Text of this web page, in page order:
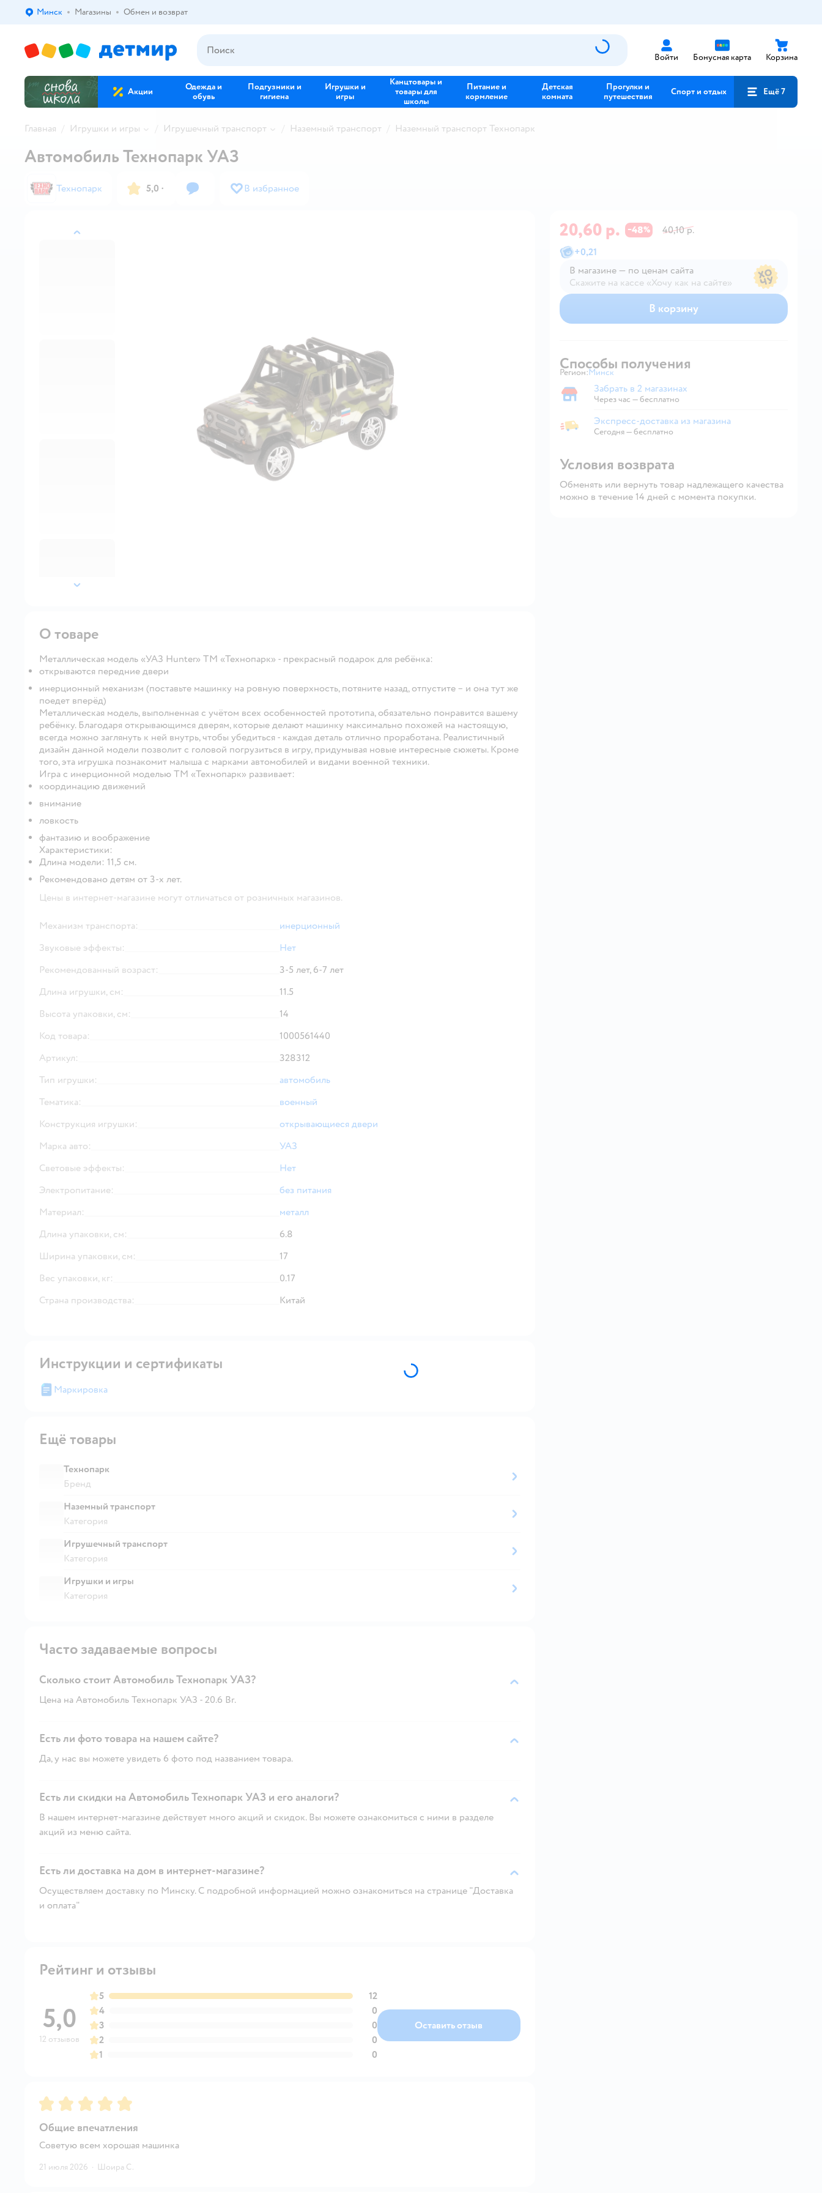
Выбор адреса доставки.
Минск Магазины Обмен и возврат
Войти Бонусная карта Корзина
Акции
Одежда и
обувь
Подгузники и
гигиена
Игрушки и
игры
Канцтовары и
товары для
школы
Питание и
кормление
Детская
комната
Прогулки и
путешествия
Спорт и отдых Ещё 7
Главная Игрушки и игры Игрушечный транспорт Наземный транспорт Наземный транспорт Технопарк
назад
далее
Автомобиль Технопарк УАЗ
Технопарк 5,0 · В избранное
20,60 р. −48%
40,10 р.
+0,21
В магазине — по ценам сайта
Скажите на кассе «Хочу как на сайте»
В магазине — по ценам сайта
В корзину
Способы получения
Регион: Выбор адреса доставки.
Минск
Забрать в магазине
Забрать в 2 магазинах
Через час — бесплатно
Экспресс-доставка из магазина
Экспресс-доставка из магазина
Сегодня—бесплатно
Условия возврата
Обменять или вернуть товар надлежащего качества
можно в течение 14 дней с момента покупки.
О товаре
Металлическая модель «УАЗ Hunter» ТМ «Технопарк» - прекрасный подарок для ребёнка:
открываются передние двери
инерционный механизм (поставьте машинку на ровную поверхность, потяните назад, отпустите – и она тут же
поедет вперёд)
Металлическая модель, выполненная с учётом всех особенностей прототипа, обязательно понравится вашему
ребёнку. Благодаря открывающимся дверям, которые делают машинку максимально похожей на настоящую,
всегда можно заглянуть к ней внутрь, чтобы убедиться - каждая деталь отлично проработана. Реалистичный
дизайн данной модели позволит с головой погрузиться в игру, придумывая новые интересные сюжеты. Кроме
того, эта игрушка познакомит малыша с марками автомобилей и видами военной техники.
Игра с инерционной моделью ТМ «Технопарк» развивает:
координацию движений
внимание
ловкость
фантазию и воображение
Характеристики:
Длина модели: 11,5 см.
Рекомендовано детям от 3-х лет.
Цены в интернет-магазине могут отличаться от розничных магазинов.
Механизм транспорта:
инерционный
Звуковые эффекты:
Нет
Рекомендованный возраст:
3-5 лет, 6-7 лет
Длина игрушки, см:
11.5
Высота упаковки, см:
14
Код товара:
1000561440
Артикул:
328312
Тип игрушки:
автомобиль
Тематика:
военный
Конструкция игрушки:
открывающиеся двери
Марка авто:
УАЗ
Световые эффекты:
Нет
Электропитание:
без питания
Материал:
металл
Длина упаковки, см:
6.8
Ширина упаковки, см:
17
Вес упаковки, кг:
0.17
Страна производства:
Китай
Инструкции и сертификаты
Маркировка
Ещё товары
Технопарк
Бренд
Наземный транспорт
Категория
Игрушечный транспорт
Категория
Игрушки и игры
Категория
Часто задаваемые вопросы
Сколько стоит Автомобиль Технопарк УАЗ?
Цена на Автомобиль Технопарк УАЗ - 20.6 Br.
Есть ли фото товара на нашем сайте?
Да, у нас вы можете увидеть 6 фото под названием товара.
Есть ли скидки на Автомобиль Технопарк УАЗ и его аналоги?
В нашем интернет-магазине действует много акций и скидок. Вы можете ознакомиться с ними в разделе
акций из меню сайта.
Есть ли доставка на дом в интернет-магазине?
Осуществляем доставку по Минску. С подробной информацией можно ознакомиться на странице "Доставка
и оплата"
Рейтинг и отзывы
5,0
12 отзывов
5
12
4
0
3
0
2
0
1
0
Оставить отзыв
Рейтинг:5
Общие впечатления
Советую всем хорошая машинка
21 июля 2026 · Шоира С.